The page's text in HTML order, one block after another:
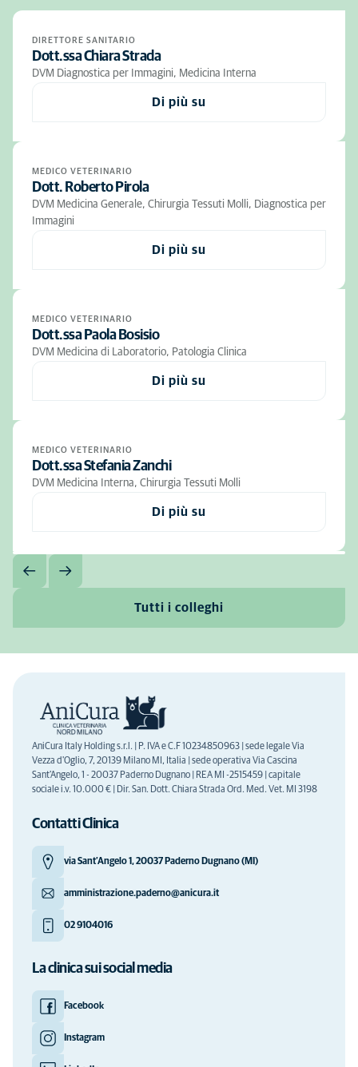
DIRETTORE SANITARIO
Dott.ssa Chiara Strada
DVM Diagnostica per Immagini, Medicina Interna
Di più su
MEDICO VETERINARIO
Dott. Roberto Pirola
DVM Medicina Generale, Chirurgia Tessuti Molli, Diagnostica per
Immagini
Di più su
MEDICO VETERINARIO
Dott.ssa Paola Bosisio
DVM Medicina di Laboratorio, Patologia Clinica
Di più su
MEDICO VETERINARIO
Dott.ssa Stefania Zanchi
DVM Medicina Interna, Chirurgia Tessuti Molli
Di più su
Tutti i colleghi
AniCura Italy Holding s.r.l. | P. IVA e C.F 10234850963 | sede legale Via
Vezza d'Oglio, 7, 20139 Milano MI, Italia | sede operativa Via Cascina
Sant'Angelo, 1 - 20037 Paderno Dugnano | REA MI -2515459 | capitale
sociale i.v. 10.000 € | Dir. San. Dott. Chiara Strada Ord. Med. Vet. MI 3198
Contatti Clinica
via Sant’Angelo 1, 20037 Paderno Dugnano (MI)
amministrazione.paderno@anicura.it
02 9104016
La clinica sui social media
Facebook
Instagram